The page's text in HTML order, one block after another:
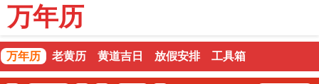
万年历
万年历 老黄历 黄道吉日 放假安排 工具箱